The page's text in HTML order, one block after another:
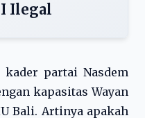
Ilegal
kader partai Nasdem
kapasitas Wayan
Bali. Artinya apakah